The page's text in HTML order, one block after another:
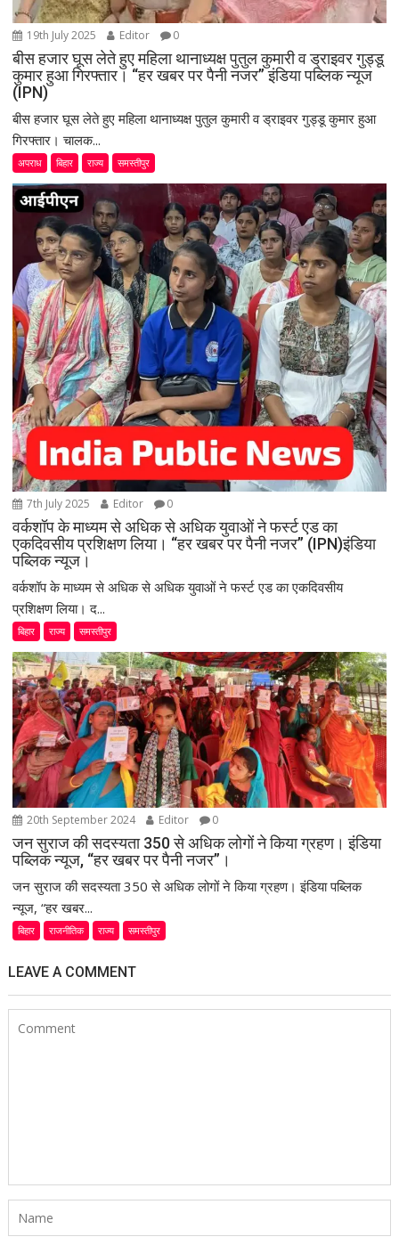
19th July 2025 Editor 0
बीस हजार घूस लेते हुए महिला थानाध्यक्ष पुतुल कुमारी व ड्राइवर गुड्डू
कुमार हुआ गिरफ्तार। “हर खबर पर पैनी नजर” इंडिया पब्लिक न्यूज
(IPN)
बीस हजार घूस लेते हुए महिला थानाध्यक्ष पुतुल कुमारी व ड्राइवर गुड्डू कुमार हुआ
गिरफ्तार। चालक...
अपराध बिहार राज्य समस्तीपुर
7th July 2025 Editor 0
वर्कशॉप के माध्यम से अधिक से अधिक युवाओं ने फर्स्ट एड का
एकदिवसीय प्रशिक्षण लिया। “हर खबर पर पैनी नजर” (IPN)इंडिया
पब्लिक न्यूज।
वर्कशॉप के माध्यम से अधिक से अधिक युवाओं ने फर्स्ट एड का एकदिवसीय
प्रशिक्षण लिया। द...
बिहार राज्य समस्तीपुर
20th September 2024 Editor 0
जन सुराज की सदस्यता 350 से अधिक लोगों ने किया ग्रहण। इंडिया
पब्लिक न्यूज, “हर खबर पर पैनी नजर”।
जन सुराज की सदस्यता 350 से अधिक लोगों ने किया ग्रहण। इंडिया पब्लिक
न्यूज, “हर खबर...
बिहार राजनीतिक राज्य समस्तीपुर
LEAVE A COMMENT